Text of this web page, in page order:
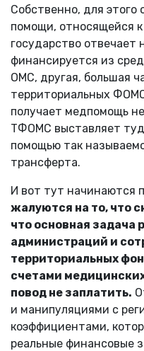
Собственно, для этого
помощи, относящейся
государство отвечает
финансируется из
ОМС, другая, большая
территориальных
получает медпомощь
ТФОМС выставляет
помощью так
трансферта.
И вот тут начинаются
жалуются на то, что
что основная задача
администраций и
территориальных
счетами
повод не заплатить.
и манипуляциями с
коэффициентами,
реальные финансовые